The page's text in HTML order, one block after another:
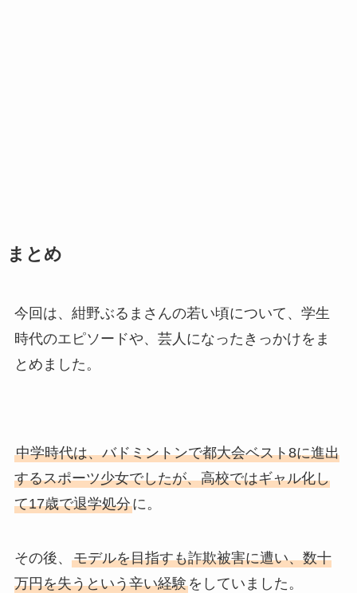
まとめ
今回は、紺野ぶるまさんの若い頃について、学生
時代のエピソードや、芸人になったきっかけをま
とめました。
中学時代は、バドミントンで都大会ベスト8に進出
するスポーツ少女でしたが、高校ではギャル化し
て17歳で退学処分に。
その後、 モデルを目指すも詐欺被害に遭い、数十
万円を失うという辛い経験をしていました。